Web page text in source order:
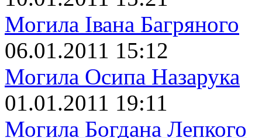
Могила Івана Багряного
06.01.2011 15:12
Могила Осипа Назарука
01.01.2011 19:11
Могила Богдана Лепкого